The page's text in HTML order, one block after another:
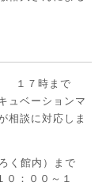
１７時まで
ュベーションマ
相談に対応しま
く館内）まで
：００～１